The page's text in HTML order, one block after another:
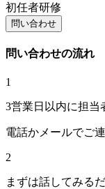
初任者研修
問い合わせ
問い合わせの流れ
1
3営業日以内に担当
電話かメールでご
2
まずは話してみる